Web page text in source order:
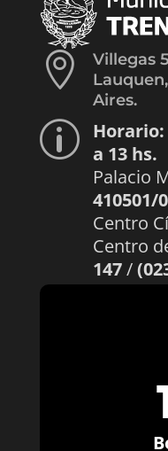

Villegas
Aires.
p Horario:
a 13 hs.
Palacio
410501/
Centro
Centro
147/